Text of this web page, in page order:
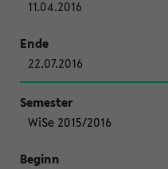
11.04.2016
22.07.2016
WiSe 2015/2016